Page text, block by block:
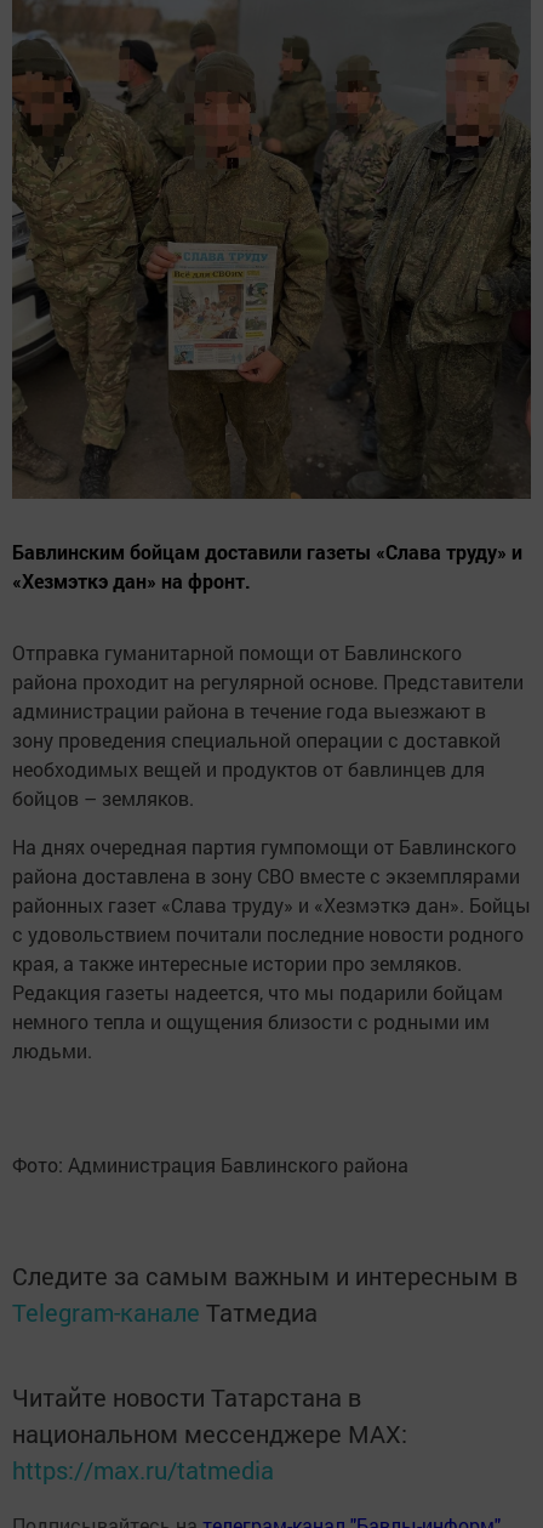
Бавлинским бойцам доставили газеты «Слава труду» и
«Хезмэткэ дан» на фронт.
Отправка гуманитарной помощи от Бавлинского
района проходит на регулярной основе. Представители
администрации района в течение года выезжают в
зону проведения специальной операции с доставкой
необходимых вещей и продуктов от бавлинцев для
бойцов – земляков.
На днях очередная партия гумпомощи от Бавлинского
района доставлена в зону СВО вместе с экземплярами
районных газет «Слава труду» и «Хезмэткэ дан». Бойцы
с удовольствием почитали последние новости родного
края, а также интересные истории про земляков.
Редакция газеты надеется, что мы подарили бойцам
немного тепла и ощущения близости с родными им
людьми.
Фото: Администрация Бавлинского района
Следите за самым важным и интересным в
Telegram-канале Татмедиа
Читайте новости Татарстана в
национальном мессенджере MАХ:
https://max.ru/tatmedia